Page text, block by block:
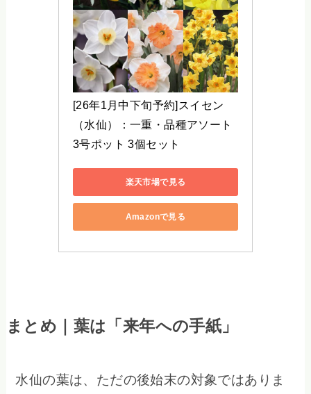
[26年1月中下旬予約]スイセン
（水仙）：一重・品種アソート
3号ポット 3個セット
楽天市場で見る
Amazonで見る
まとめ｜葉は「来年への手紙」
水仙の葉は、ただの後始末の対象ではありま